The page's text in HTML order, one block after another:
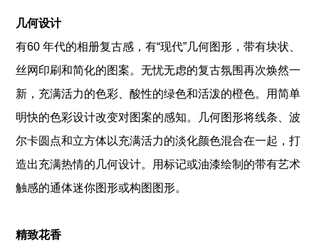
几何设计
有60 年代的相册复古感，有“现代”几何图形，带有块状、
丝网印刷和简化的图案。无忧无虑的复古氛围再次焕然一
新，充满活力的色彩、酸性的绿色和活泼的橙色。用简单
明快的色彩设计改变对图案的感知。几何图形将线条、波
尔卡圆点和立方体以充满活力的淡化颜色混合在一起，打
造出充满热情的几何设计。用标记或油漆绘制的带有艺术
触感的通体迷你图形或构图图形。
精致花香